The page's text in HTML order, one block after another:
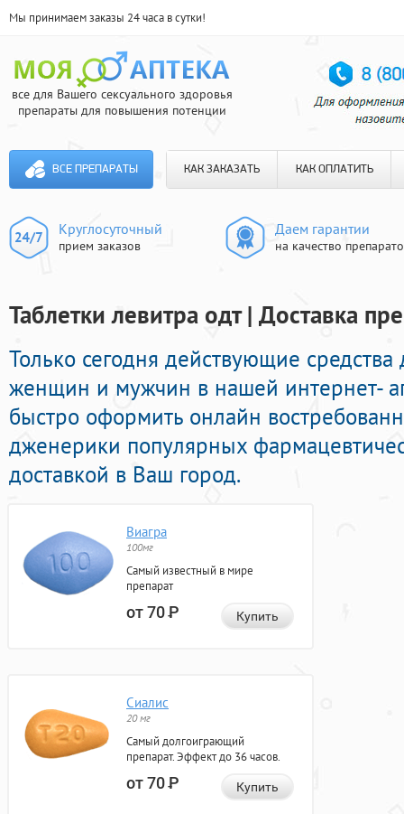
Мы принимаем заказы 24 часа в сутки!
все для Вашего сексуального здоровья
препараты для повышения потенции
ВСЕ ПРЕПАРАТЫ КАК ЗАКАЗАТЬ КАК ОПЛАТИТЬ
Круглосуточный
прием заказов
Даем гарантии
на качество
Таблетки левитра одт | Доставка
Только сегодня действующие
женщин и мужчин в нашей интернет-
быстро оформить онлайн
дженерики популярных
доставкой в Ваш город.
Виагра
100мг
Самый известный в мире
препарат
от 70Р Купить
Сиалис
20 мг
Самый долгоиграющий
препарат. Эффект до 36 часов.
от 70Р Купить